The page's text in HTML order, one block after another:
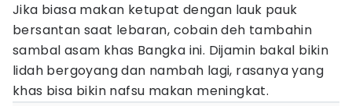
Jika biasa makan ketupat dengan lauk pauk
bersantan saat lebaran, cobain deh tambahin
sambal asam khas Bangka ini. Dijamin bakal bikin
lidah bergoyang dan nambah lagi, rasanya yang
khas bisa bikin nafsu makan meningkat.